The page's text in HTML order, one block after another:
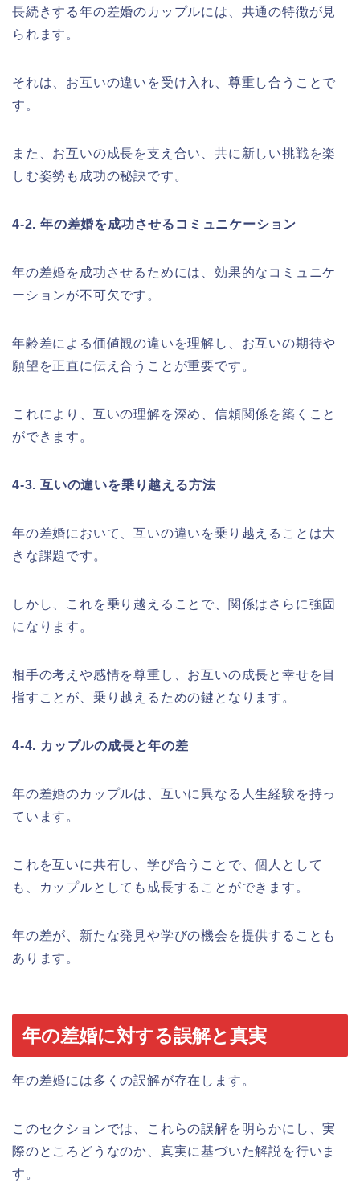
長続きする年の差婚のカップルには、共通の特徴が見
られます。
それは、お互いの違いを受け入れ、尊重し合うことで
す。
また、お互いの成長を支え合い、共に新しい挑戦を楽
しむ姿勢も成功の秘訣です。
4-2. 年の差婚を成功させるコミュニケーション
年の差婚を成功させるためには、効果的なコミュニケ
ーションが不可欠です。
年齢差による価値観の違いを理解し、お互いの期待や
願望を正直に伝え合うことが重要です。
これにより、互いの理解を深め、信頼関係を築くこと
ができます。
4-3. 互いの違いを乗り越える方法
年の差婚において、互いの違いを乗り越えることは大
きな課題です。
しかし、これを乗り越えることで、関係はさらに強固
になります。
相手の考えや感情を尊重し、お互いの成長と幸せを目
指すことが、乗り越えるための鍵となります。
4-4. カップルの成長と年の差
年の差婚のカップルは、互いに異なる人生経験を持っ
ています。
これを互いに共有し、学び合うことで、個人として
も、カップルとしても成長することができます。
年の差が、新たな発見や学びの機会を提供することも
あります。
年の差婚に対する誤解と真実
年の差婚には多くの誤解が存在します。
このセクションでは、これらの誤解を明らかにし、実
際のところどうなのか、真実に基づいた解説を行いま
す。